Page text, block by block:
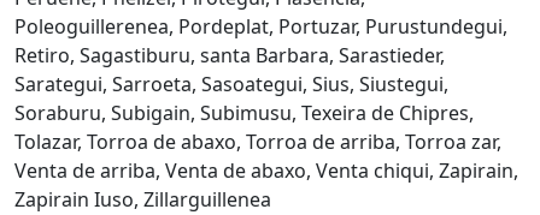
Poleoguillerenea, Pordeplat, Portuzar, Purustundegui,
Retiro, Sagastiburu, santa Barbara, Sarastieder,
Sarategui, Sarroeta, Sasoategui, Sius, Siustegui,
Soraburu, Subigain, Subimusu, Texeira de Chipres,
Tolazar, Torroa de abaxo, Torroa de arriba, Torroa zar,
Venta de arriba, Venta de abaxo, Venta chiqui, Zapirain,
Zapirain Iuso, Zillarguillenea